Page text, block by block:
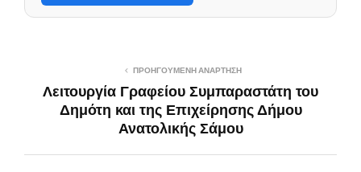
ΠΡΟΗΓΟΎΜΕΝΗ ΑΝΆΡΤΗΣΗ
Λειτουργία Γραφείου Συμπαραστάτη του
Δημότη και της Επιχείρησης Δήμου
Ανατολικής Σάμου